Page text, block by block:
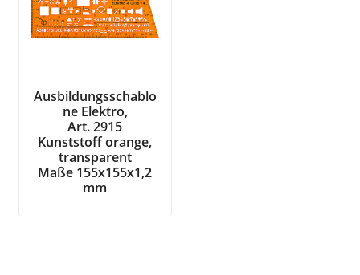
Ausbildungsschablo
ne Elektro,
Art. 2915
Kunststoff orange,
transparent
Maße 155x155x1,2
mm